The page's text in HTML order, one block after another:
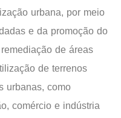
urbana, por meio
e da promoção do
de áreas
de terrenos
urbanas, como
comércio e indústria